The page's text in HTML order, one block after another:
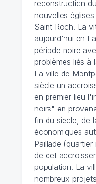
reconstruction
nouvelles
Saint Roch. La
aujourd'hui en
période noire
problèmes liés à
La ville de
siècle un
en premier lieu
noirs" en
fin du siècle, de
économiques
Paillade
de cet
population. La
nombreux